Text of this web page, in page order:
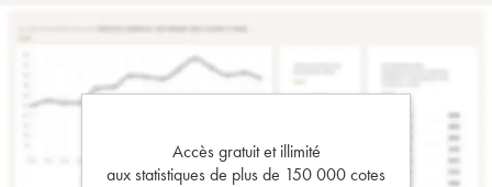
Accès gratuit et illimité
aux statistiques de plus de 150 000 cotes